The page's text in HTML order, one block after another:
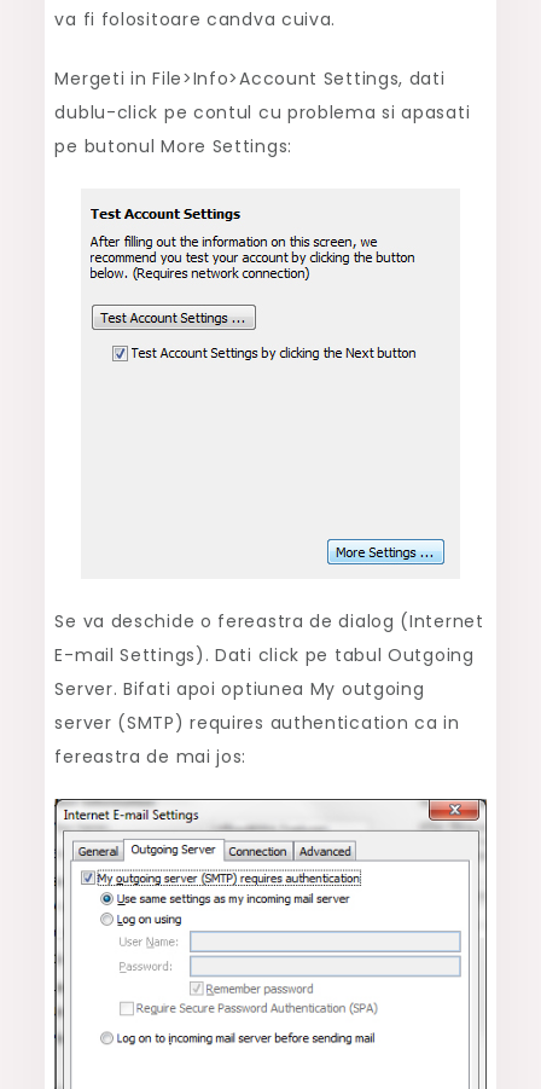
va fi folositoare candva cuiva.
Mergeti in File>Info>Account Settings, dati
dublu-click pe contul cu problema si apasati
pe butonul More Settings:
Se va deschide o fereastra de dialog (Internet
E-mail Settings). Dati click pe tabul Outgoing
Server. Bifati apoi optiunea My outgoing
server (SMTP) requires authentication ca in
fereastra de mai jos: